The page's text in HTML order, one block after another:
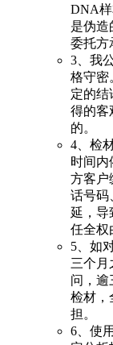
DNA
是伪造
委托方
3、我
格守密
定的结
得的客
的。
4、检
时间内
方客户
话号码
延，导
任全权
5、如
三个月
问，逾
检材，
担。
6、使